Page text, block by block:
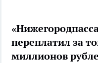
переплатил за
миллионов